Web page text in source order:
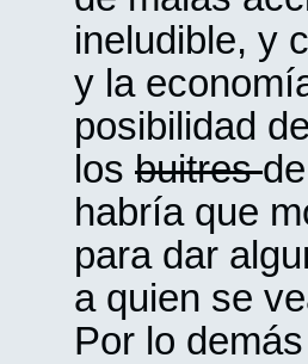
ineludible, y
y la
posibilidad
los buitres
habría que
para dar
a quien se
Por lo